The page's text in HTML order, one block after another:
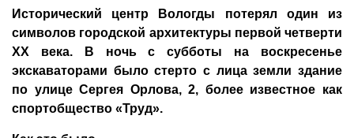
Исторический центр Вологды потерял один из
символов городской архитектуры первой четверти
ХХ века. В ночь с субботы на воскресенье
экскаваторами было стерто с лица земли здание
по улице Сергея Орлова, 2, более известное как
спортобщество «Труд».